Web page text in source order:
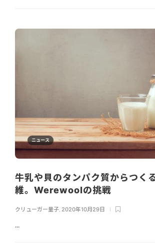
ニュース
牛乳や貝のタンパク質からつく
維。Werewoolの挑戦
クリューガー量子 2020年10月29日
...